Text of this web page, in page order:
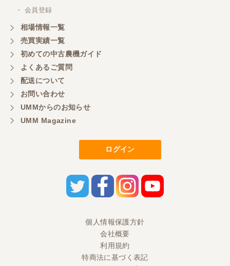
・ 会員登録
相場情報一覧
売買実績一覧
初めての中古農機ガイド
よくあるご質問
配送について
お問い合わせ
UMMからのお知らせ
UMM Magazine
ログイン
個人情報保護方針
会社概要
利用規約
特商法に基づく表記